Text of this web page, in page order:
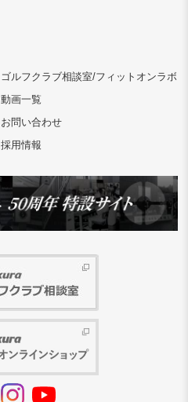
ゴルフクラブ相談室/フィットオンラボ
動画一覧
お問い合わせ
採用情報